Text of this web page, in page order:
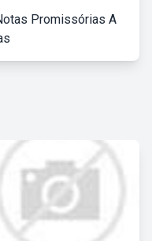
Promissórias A